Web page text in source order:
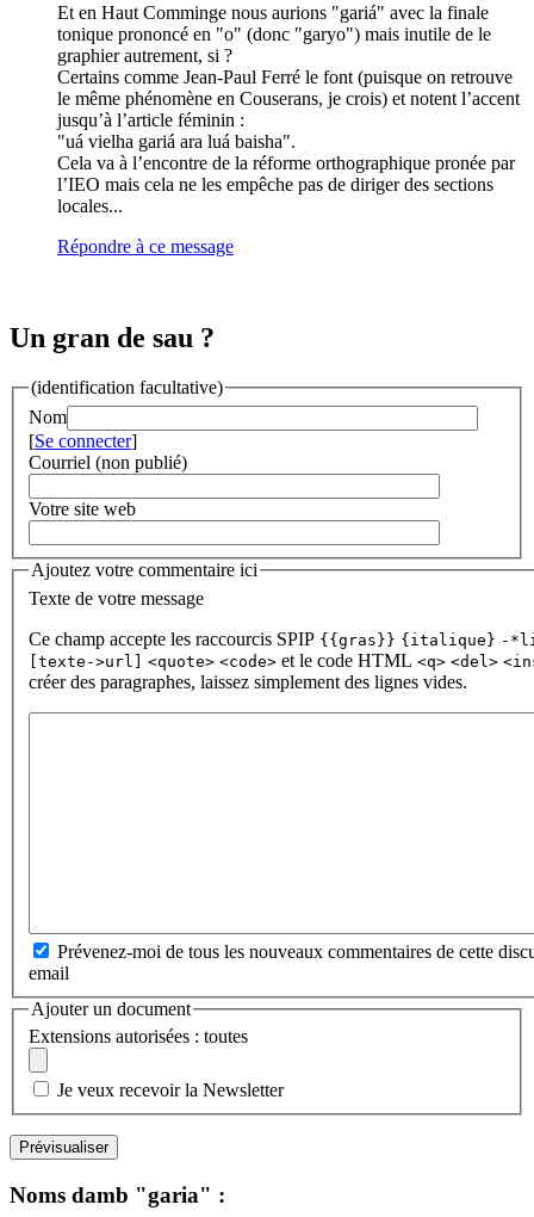
Et en Haut Comminge nous aurions "gariá" avec la finale
tonique prononcé en "o" (donc "garyo") mais inutile de le
graphier autrement, si ?
Certains comme Jean-Paul Ferré le font (puisque on retrouve
le même phénomène en Couserans, je crois) et notent l’accent
jusqu’à l’article féminin :
"uá vielha gariá ara luá baisha".
Cela va à l’encontre de la réforme orthographique pronée par
l’IEO mais cela ne les empêche pas de diriger des sections
locales...
Répondre à ce message
Un gran de sau ?
(identification facultative)
Nom
[Se connecter]
Courriel (non publié)
Votre site web
Ajoutez votre commentaire ici
Texte de votre message
Ce champ accepte les raccourcis SPIP {{gras}} {italique} -
[texte->url] <quote> <code> et le code HTML <q> <del>
créer des paragraphes, laissez simplement des lignes vides.
Prévenez-moi de tous les nouveaux commentaires de cette
email
Ajouter un document
Extensions autorisées : toutes
Je veux recevoir la Newsletter
Noms damb "garia" :